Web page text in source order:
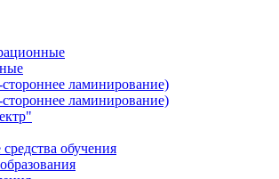
ламинирование)
ламинирование)
обучения